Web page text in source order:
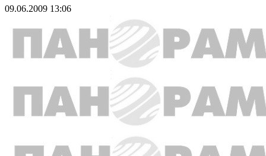
09.06.2009 13:06